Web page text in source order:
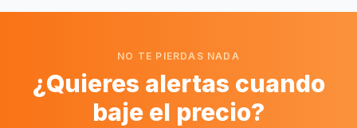
NO TE PIERDAS NADA
¿Quieres alertas cuando
baje el precio?